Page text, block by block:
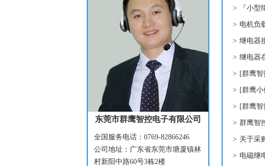
东莞市群鹰智控电子有限公司
全国服务电话：0769-82866246
公司地址：广东省东莞市塘厦镇林
村新阳中路60号3栋2楼
> 『小
> 电机负
> 继电器
> 继电器
> [群鹰
> [群鹰
> [群鹰
> 群鹰智
> 关于采
> 电磁继